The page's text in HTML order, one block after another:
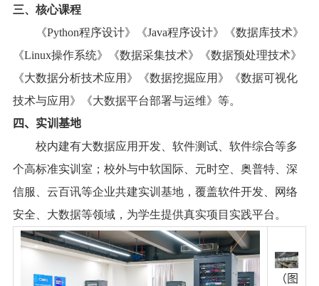
三、核心课程
《Python程序设计》《Java程序设计》《数据库技术》
《Linux操作系统》《数据采集技术》《数据预处理技术》
《大数据分析技术应用》《数据挖掘应用》《数据可视化
技术与应用》《大数据平台部署与运维》等。
四、实训 基地
校内建有大数据应用开发、软件测试、软件综合等多
个高标准实训室；校外与中软国际、元时空、奥普特、深
信服、云百讯等企业共建实训基地，覆盖软件开发、网络
安全、大数据等领域，为学生提供真实项目实践平台。
（ 图